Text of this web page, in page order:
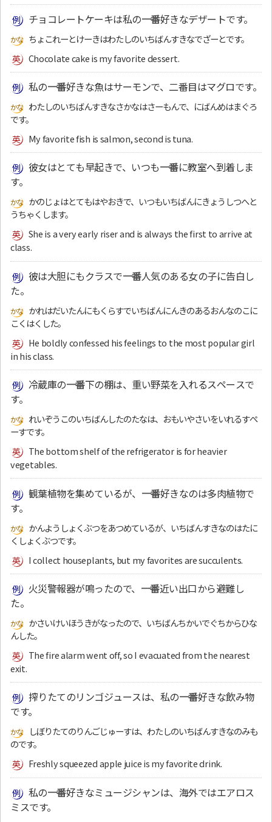
チョコレートケーキは私の一番好きなデザートです。
ちょこれーとけーきはわたしのいちばんすきなでざーとです。
Chocolate cake is my favorite dessert.
私の一番好きな魚はサーモンで、二番目はマグロです。
わたしのいちばんすきなさかなはさーもんで、にばんめはまぐろ
です。
My favorite fish is salmon, second is tuna.
彼女はとても早起きで、いつも一番に教室へ到着しま
す。
かのじょはとてもはやおきで、いつもいちばんにきょうしつへと
うちゃくします。
She is a very early riser and is always the first to arrive at
class.
彼は大胆にもクラスで一番人気のある女の子に告白し
た。
かれはだいたんにもくらすでいちばんにんきのあるおんなのこに
こくはくした。
He boldly confessed his feelings to the most popular girl
in his class.
冷蔵庫の一番下の棚は、重い野菜を入れるスペースで
す。
れいぞうこのいちばんしたのたなは、おもいやさいをいれるすぺ
ーすです。
The bottom shelf of the refrigerator is for heavier
vegetables.
観葉植物を集めているが、 一番好きなのは多肉植物で
す。
かんようしょくぶつをあつめているが、いちばんすきなのはたに
くしょくぶつです。
I collect houseplants, but my favorites are succulents.
火災警報器が鳴ったので、 一番近い出口から避難し
た。
かさいけいほうきがなったので、いちばんちかいでぐちからひな
んした。
The fire alarm went off, so I evacuated from the nearest
exit.
搾りたてのリンゴジュースは、私の一番好きな飲み物
です。
しぼりたてのりんごじゅーすは、わたしのいちばんすきなのみも
のです。
Freshly squeezed apple juice is my favorite drink.
私の一番好きなミュージシャンは、海外ではエアロス
ミスです。